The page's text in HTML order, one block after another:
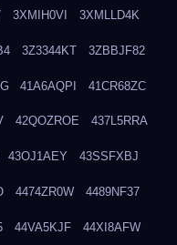
3XMIH0VI 3XMLLD4K
3Z3344KT 3ZBBJF82
41A6AQPI 41CR68ZC
42QOZROE 437L5RRA
43OJ1AEY 43SSFXBJ
4474ZR0W 4489NF37
44VA5KJF 44XI8AFW